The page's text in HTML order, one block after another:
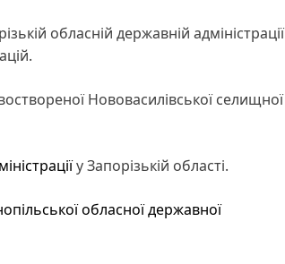
обласній державній адміністрації
Нововасилівської селищної
у Запорізькій області.
обласної державної